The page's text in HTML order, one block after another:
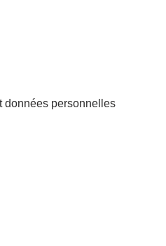
données personnelles